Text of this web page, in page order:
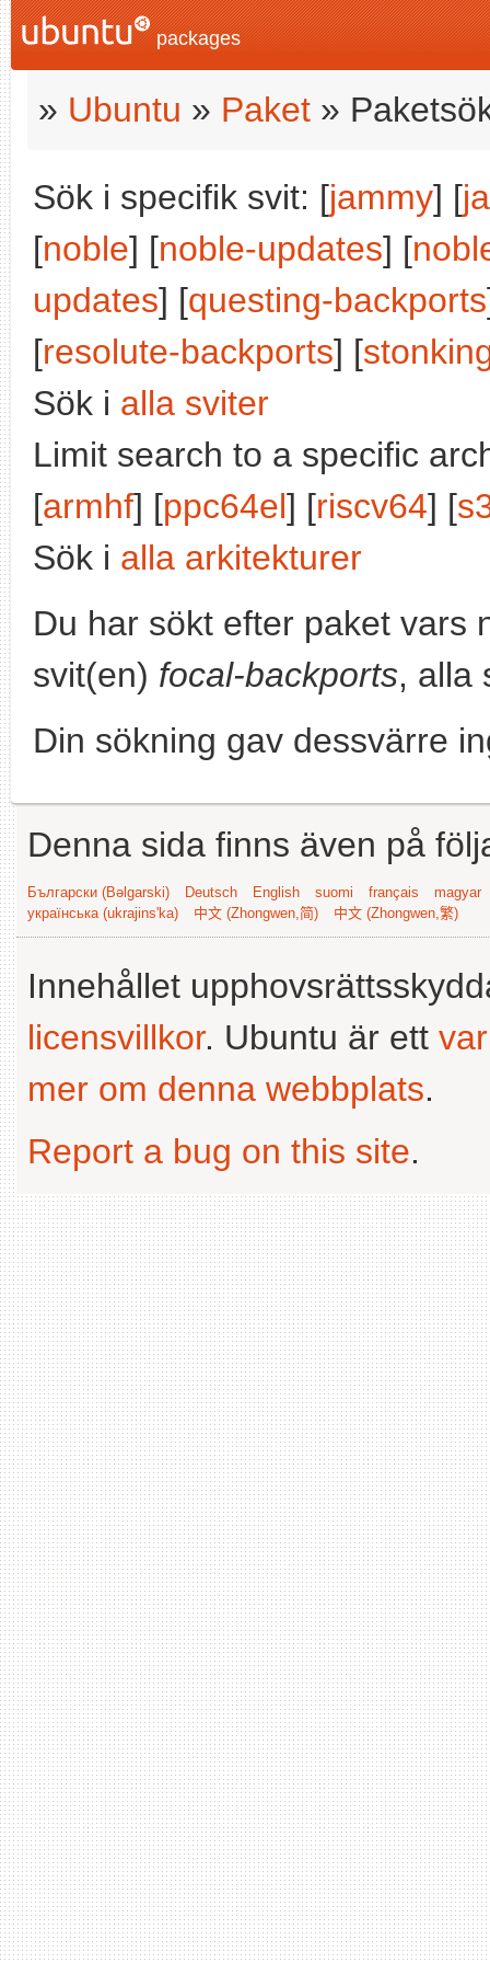
packages
» Ubuntu » Paket »
Sök i specifik svit: [jammy] [
[noble] [noble-updates] [
updates] [questing-backports
[resolute-backports] [
Sök i alla sviter
Limit search to a specific
[armhf] [ppc64el] [riscv64] [
Sök i alla arkitekturer
Du har sökt efter paket vars
svit(en) focal-backports, alla
Din sökning gav dessvärre
Denna sida finns även på
Български (Bəlgarski) Deutsch English suomi français
magyar
українська (ukrajins'ka)
中文 (Zhongwen,简) 中文 (Zhongwen,繁)
Innehållet
licensvillkor. Ubuntu är ett
mer om denna webbplats.
Report a bug on this site.